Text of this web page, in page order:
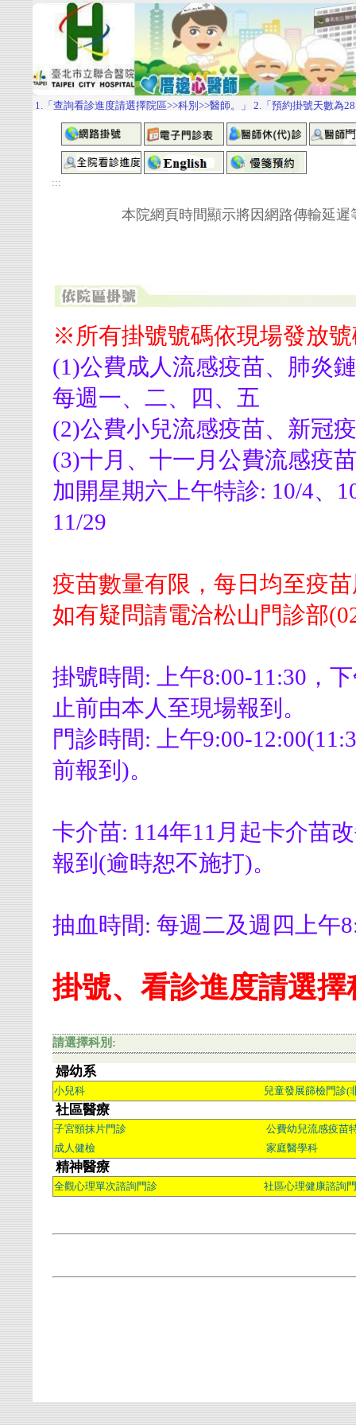
:::
本院網頁時間顯示將因網路傳輸延遲
※所有掛號號碼依現場發放
(1)公費成人流感疫苗、肺炎
每週一、二、四、五
(2)公費小兒流感疫苗、新冠
(3)十月、十一月公費流感疫
加開星期六上午特診: 10/4、
11/29
疫苗數量有限，每日均至疫
如有疑問請電洽松山門診部
掛號時間: 上午8:00-11:30，
止前由本人至現場報到。
門診時間: 上午9:00-
前報到)。
卡介苗: 114年11月起卡介苗
報到(逾時恕不施打)。
抽血時間: 每週二及週四上午
掛號、看診進度請選擇
請選擇科別:
婦幼系
小兒科 兒童發展篩檢門診(
社區醫療
子宮頸抹片門診
公費幼兒流感疫苗
成人健檢
家庭醫學科
精神醫療
全觀心理單次諮詢門診 社區心理健康諮詢